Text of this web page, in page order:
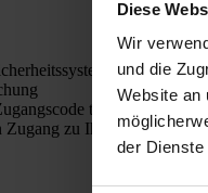
Diese
Wir
und die
Website an
der Dienste
täglich von 6.00
Zugang zu Ihrer Lagerbox